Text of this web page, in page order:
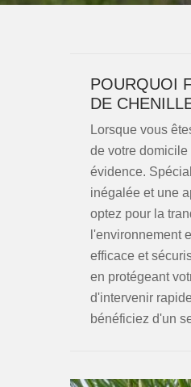
POURQUOI
DE
Lorsque vous
de votre
évidence.
inégalée et une
optez pour la
l'environnement
efficace et
en protégeant
d'intervenir
bénéficiez d'un